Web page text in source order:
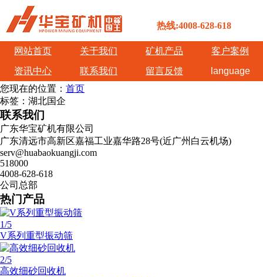
热线:4008-628-618
网站首页 关于我们 矿机产品
客户案例
资讯中心
联系我们 留言反馈
language
您现在的位置： 首页
标签：湖北国企
联系我们
广东华宝矿机有限公司
广东清远市高新区嘉福工业嘉华路28号(近广州白云机场)
serv@huabaokuangji.com
518000
4008-628-618
公司总部
热门产品
1/5
V系列重型振动筛
2/5
高效细砂回收机